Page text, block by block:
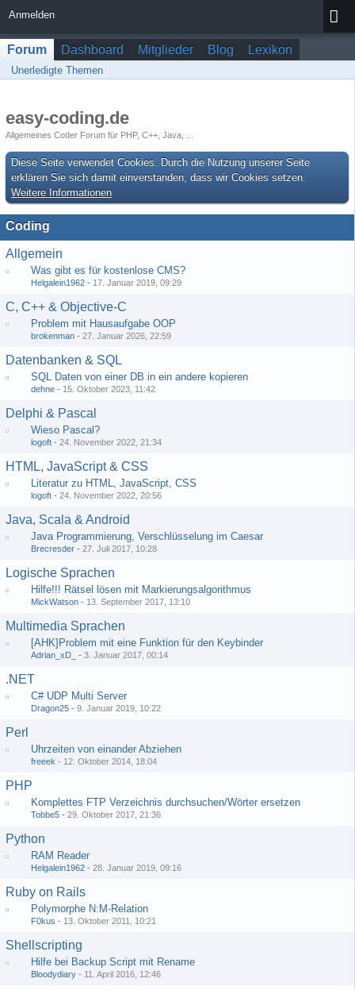
Anmelden
Forum Dashboard Mitglieder Blog Lexikon
Unerledigte Themen
easy-coding.de
Allgemeines Coder Forum für PHP, C++, Java, ...
Diese Seite verwendet Cookies. Durch die Nutzung unserer Seite
erklären Sie sich damit einverstanden, dass wir Cookies setzen.
Weitere Informationen
Coding
Allgemein
Was gibt es für kostenlose CMS?
Helgalein1962 - 17. Januar 2019, 09:29
C, C++ & Objective-C
Problem mit Hausaufgabe OOP
brokenman - 27. Januar 2026, 22:59
Datenbanken & SQL
SQL Daten von einer DB in ein andere kopieren
dehne - 15. Oktober 2023, 11:42
Delphi & Pascal
Wieso Pascal?
logoft - 24. November 2022, 21:34
HTML, JavaScript & CSS
Literatur zu HTML, JavaScript, CSS
logoft - 24. November 2022, 20:56
Java, Scala & Android
Java Programmierung, Verschlüsselung im Caesar
Brecresder - 27. Juli 2017, 10:28
Logische Sprachen
Hilfe!!! Rätsel lösen mit Markierungsalgorithmus
MickWatson - 13. September 2017, 13:10
Multimedia Sprachen
[AHK]Problem mit eine Funktion für den Keybinder
Adrian_xD_ - 3. Januar 2017, 00:14
.NET
C# UDP Multi Server
Dragon25 - 9. Januar 2019, 10:22
Perl
Uhrzeiten von einander Abziehen
freeek - 12. Oktober 2014, 18:04
PHP
Komplettes FTP Verzeichnis durchsuchen/Wörter ersetzen
Tobbe5 - 29. Oktober 2017, 21:36
Python
RAM Reader
Helgalein1962 - 28. Januar 2019, 09:16
Ruby on Rails
Polymorphe N:M-Relation
F0kus - 13. Oktober 2011, 10:21
Shellscripting
Hilfe bei Backup Script mit Rename
Bloodydiary - 11. April 2016, 12:46